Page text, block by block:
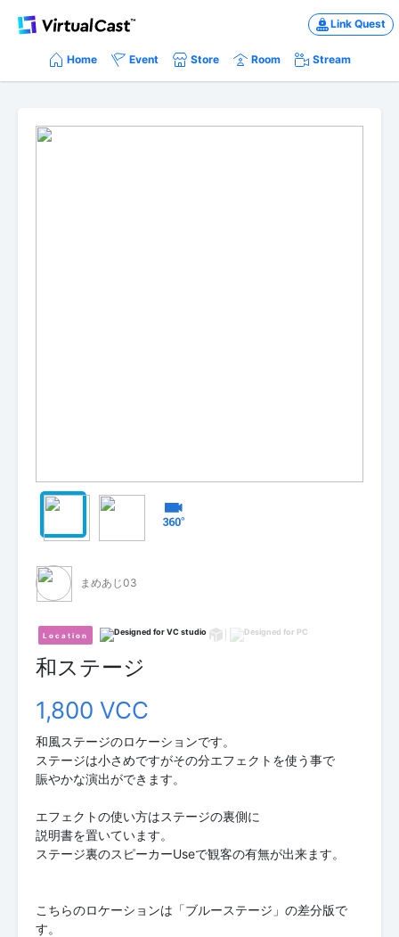
Link Quest
Home Event Store Room Stream
まめあじ03
Location
和ステージ
1,800 VCC
和風ステージのロケーションです。
ステージは小さめですがその分エフェクトを使う事で
賑やかな演出ができます。
エフェクトの使い方はステージの裏側に
説明書を置いています。
ステージ裏のスピーカーUseで観客の有無が出来ます。
こちらのロケーションは「ブルーステージ」の差分版で
す。